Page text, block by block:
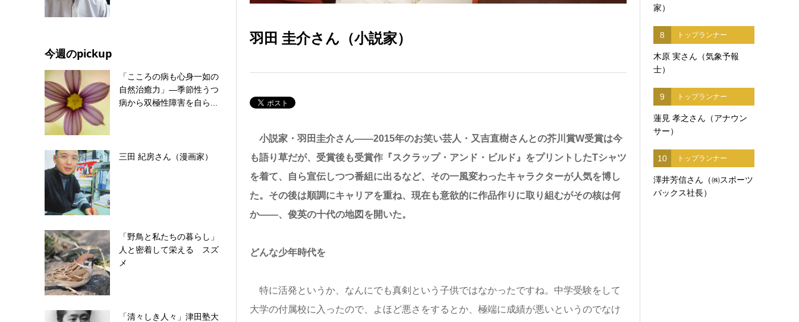
羽田 圭介さん（小説家）
小説家・羽田圭介さん――2015年のお笑い芸人・又吉直樹さんとの芥川賞W受賞は今
も語り草だが、受賞後も受賞作『スクラップ・アンド・ビルド』をプリントしたTシャツ
を着て、自ら宣伝しつつ番組に出るなど、その一風変わったキャラクターが人気を博し
た。その後は順調にキャリアを重ね、現在も意欲的に作品作りに取り組むがその核は何
か――、俊英の十代の地図を開いた。
どんな少年時代を
特に活発というか、なんにでも真剣という子供ではなかったですね。中学受験をして
大学の付属校に入ったので、よほど悪さをするとか、極端に成績が悪いというのでなけ
今週のpickup
「こころの病も心身一如の
自然治癒力」―季節性うつ
病から双極性障害を自ら...
三田 紀房さん（漫画家）
「野鳥と私たちの暮らし」
人と密着して栄える スズ
メ
「清々しき人々」津田塾大
家）
8 トップランナー
木原 実さん（気象予報
士）
9 トップランナー
蓮見 孝之さん（アナウン
サー）
10 トップランナー
澤井芳信さん（㈱スポーツ
バックス社長）